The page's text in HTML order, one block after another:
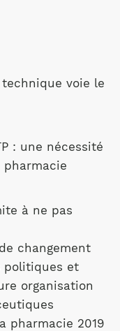
voie le
: une nécessité
pharmacie
à ne pas
changement
politiques et
organisation
pharmacie 2019